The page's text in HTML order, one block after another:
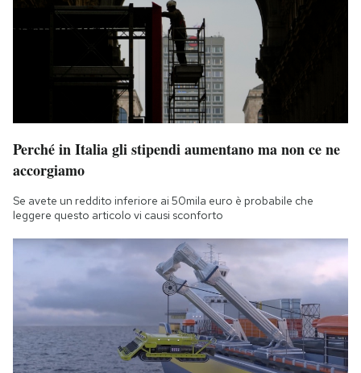
Perché in Italia gli stipendi aumentano ma non ce ne
accorgiamo
Se avete un reddito inferiore ai 50mila euro è probabile che
leggere questo articolo vi causi sconforto